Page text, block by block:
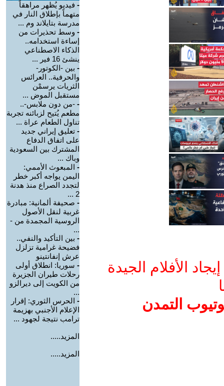
الأفلام الجيدة
التمدن
- فيديو يُظهر مراهقاً
متهماً بإطلاق النار في
مدرسة بتايلاند وم ...
- وسط تحذيرات من
إساءة استخدامه..
الذكاء الاصطناعي
ينشئ 16 فير ...
- بين -الكوتور-
والحرفية.. العرائس
الثريات يرسمْن
مستقبل الموض ...
- -من دون ملابس-..
مطعم يُتيح لزبائنه تجربة
تناول الطعام عراة ...
- تعليق إيراني جديد
على اتفاق الدفاع
المشترك بين السعودية
وباك ...
- المبعوث الأممي:
اليمن يواجه أكبر خطر
لتجدد الصراع منذ هدنة
2 ...
- صحيفة ألمانية: مبادرة
غربية لنقل الأصول
الروسية المجمدة من -
...
- بين التأكيد والنفي..
فضيحة غرامية تزلزل
عرش إنفانتينو
- سوريا: انطلاق أولى
رحلات طيران الجزيرة
من الكويت إلى ديرالزو
...
- الحرس الثوري: إقرار
الإعلام الأجنبي بهزيمة
ترامب نتيجة لجهود ...
المزيد.....
المزيد.....